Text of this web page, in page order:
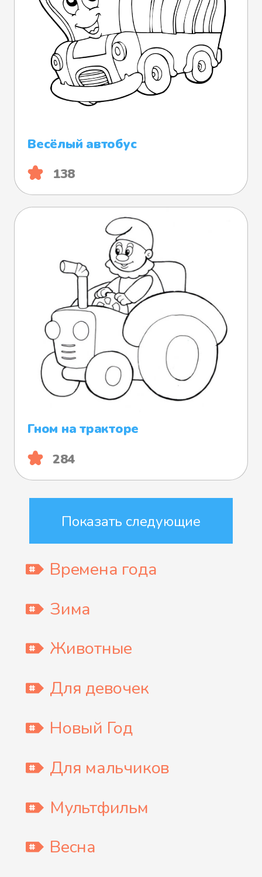
Весёлый автобус
138
Гном на тракторе
284
Показать следующие
Времена года
Зима
Животные
Для девочек
Новый Год
Для мальчиков
Мультфильм
Весна